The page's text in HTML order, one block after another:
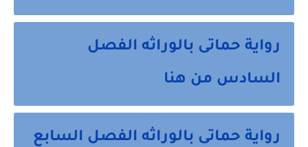
رواية حماتى بالوراثه الفصل
السادس من هنا
رواية حماتى بالوراثه الفصل السابع